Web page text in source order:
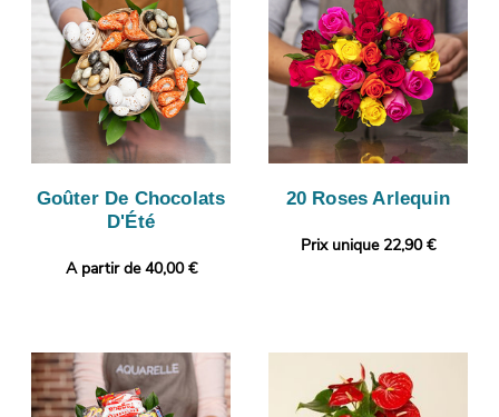
Goûter De Chocolats
D'Été
A partir de 40,00 €
20 Roses Arlequin
Prix unique 22,90 €